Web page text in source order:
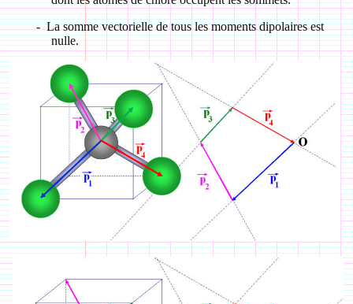
- La somme vectorielle de tous les moments dipolaires est
nulle.